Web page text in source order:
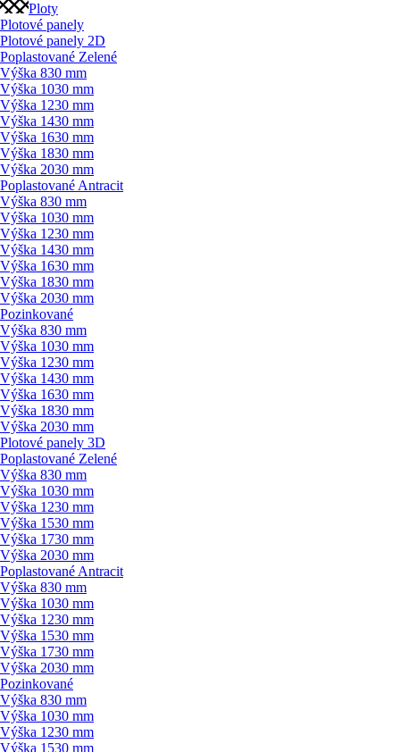
Ploty
Plotové panely
Plotové panely 2D
Poplastované Zelené
Výška 830 mm
Výška 1030 mm
Výška 1230 mm
Výška 1430 mm
Výška 1630 mm
Výška 1830 mm
Výška 2030 mm
Poplastované Antracit
Výška 830 mm
Výška 1030 mm
Výška 1230 mm
Výška 1430 mm
Výška 1630 mm
Výška 1830 mm
Výška 2030 mm
Pozinkované
Výška 830 mm
Výška 1030 mm
Výška 1230 mm
Výška 1430 mm
Výška 1630 mm
Výška 1830 mm
Výška 2030 mm
Plotové panely 3D
Poplastované Zelené
Výška 830 mm
Výška 1030 mm
Výška 1230 mm
Výška 1530 mm
Výška 1730 mm
Výška 2030 mm
Poplastované Antracit
Výška 830 mm
Výška 1030 mm
Výška 1230 mm
Výška 1530 mm
Výška 1730 mm
Výška 2030 mm
Pozinkované
Výška 830 mm
Výška 1030 mm
Výška 1230 mm
Výška 1530 mm